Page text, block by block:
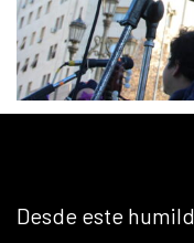
Desde este